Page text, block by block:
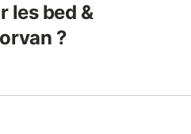
les bed &
?